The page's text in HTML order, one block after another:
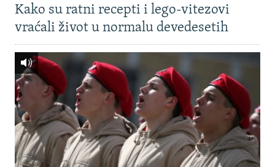
Kako su ratni recepti i lego-vitezovi
vraćali život u normalu devedesetih